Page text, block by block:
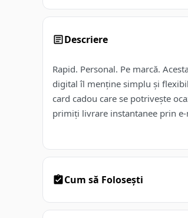
Descriere
Rapid. Personal. Pe marcă.
digital îl menține simplu și
card cadou care se potrivește
primiți livrare instantanee prin
Cum să Folosești